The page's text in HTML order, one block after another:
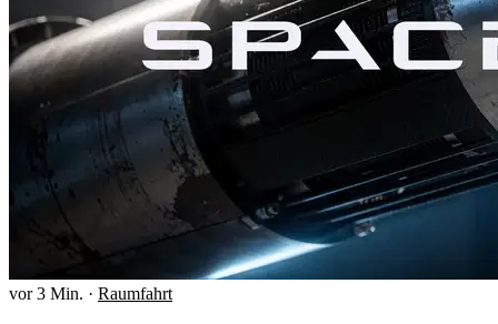
vor 3 Min. · Raumfahrt